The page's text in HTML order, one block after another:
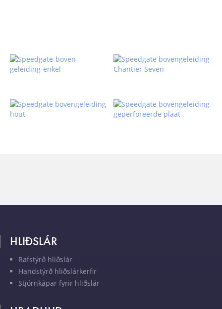
HLIÐSLÁR
Rafstýrð hliðslár
Handstýrð hliðslárkerfir
Stjórnkápar fyrir hliðslár